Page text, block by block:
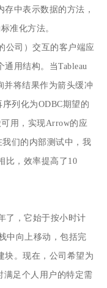
中表示数据的方法，
准化方法。
公司）交互的客户端应
用结构。当Tableau
并将结果作为箭头缓冲
列化为ODBC期望的
用，实现Arrow的应
们的内部测试中，我
比，效率提高了10
了，它始于按小时计
中向上移动，包括完
块。现在，公司希望为
满足个人用户的特定需